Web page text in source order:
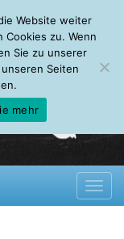
FAQ
Website weiter
Cookies zu. Wenn
Sie zu unserer
Seiten
mehr